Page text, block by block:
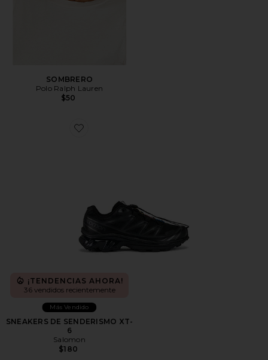
SOMBRERO
Polo Ralph Lauren
$50
Favorite SNEAKERS DE SENDERISMO XT-6
¡TENDENCIAS AHORA!
36 vendidos recientemente
Más Vendido
SNEAKERS DE SENDERISMO XT-
6
Salomon
$180